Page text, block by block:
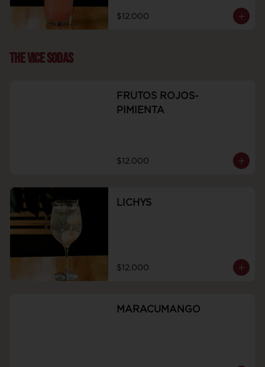
$12.000
THE VICE SODAS
FRUTOS ROJOS-
PIMIENTA
$12.000
LICHYS
$12.000
MARACUMANGO